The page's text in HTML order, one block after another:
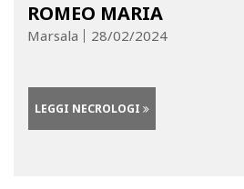
ROMEO MARIA
Marsala 28/02/2024
LEGGI NECROLOGI